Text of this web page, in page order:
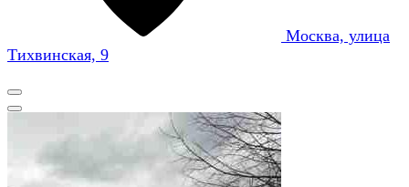
Москва, улица
Тихвинская, 9